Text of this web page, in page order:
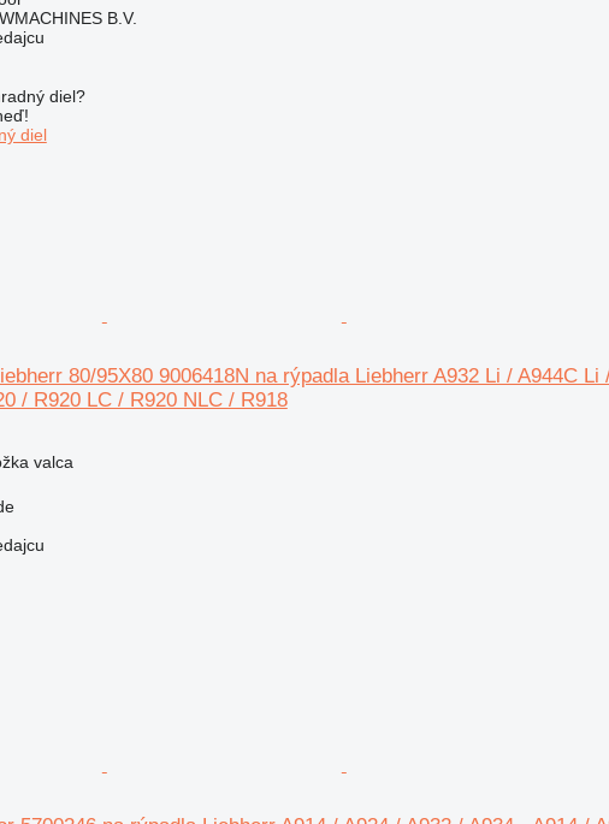
B.V.
diel?
diel
80/95X80 9006418N na rýpadla Liebherr A932 Li / A944C
/ R920 LC / R920 NLC / R918
valca